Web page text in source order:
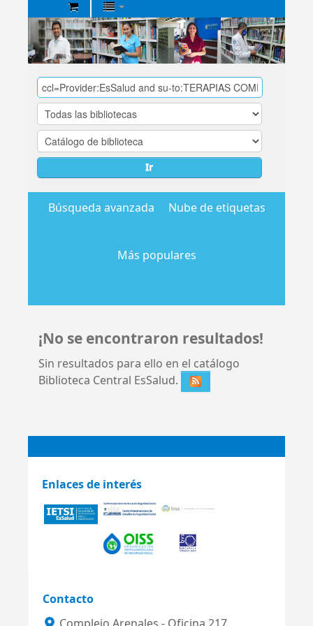
Biblioteca
Central
EsSalud
Ir
Búsqueda avanzada Nube de etiquetas
Más populares
¡No se encontraron resultados!
Sin resultados para ello en el catálogo
Biblioteca Central EsSalud.
Enlaces de interés
Contacto